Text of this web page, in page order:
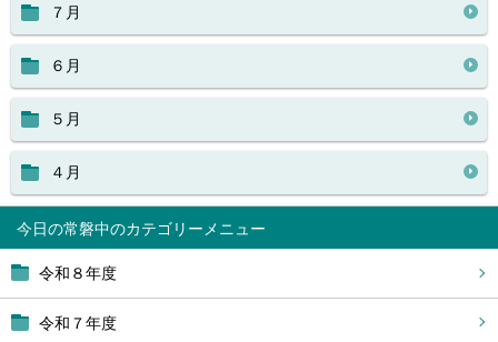
今日の常磐中
令和８年度
令和７年度
７月
６月
５月
４月